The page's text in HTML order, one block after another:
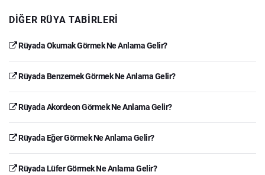
DIĞER RÜYA TABIRLERI
Rüyada Okumak Görmek Ne Anlama Gelir?
Rüyada Benzemek Görmek Ne Anlama Gelir?
Rüyada Akordeon Görmek Ne Anlama Gelir?
Rüyada Eğer Görmek Ne Anlama Gelir?
Rüyada Lüfer Görmek Ne Anlama Gelir?